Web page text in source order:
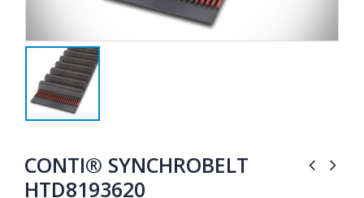
CONTI® SYNCHROBELT
HTD8193620